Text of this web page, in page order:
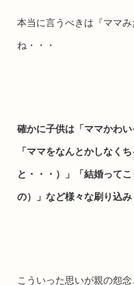
本当に言うべきは『ママ
ね・・・
確かに子供は「ママかわ
「ママをなんとかしなく
と・・・）」「結婚って
の）」など様々な刷り込
こういった思いが親の怨